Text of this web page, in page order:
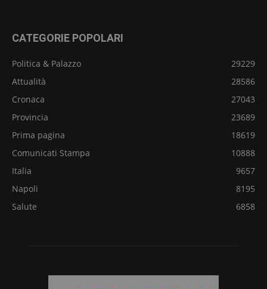
CATEGORIE POPOLARI
Politica & Palazzo
29229
Attualità
28586
Cronaca
27043
Provincia
23689
Prima pagina
18619
Comunicati Stampa
10888
Italia
9657
Napoli
8195
Salute
6858